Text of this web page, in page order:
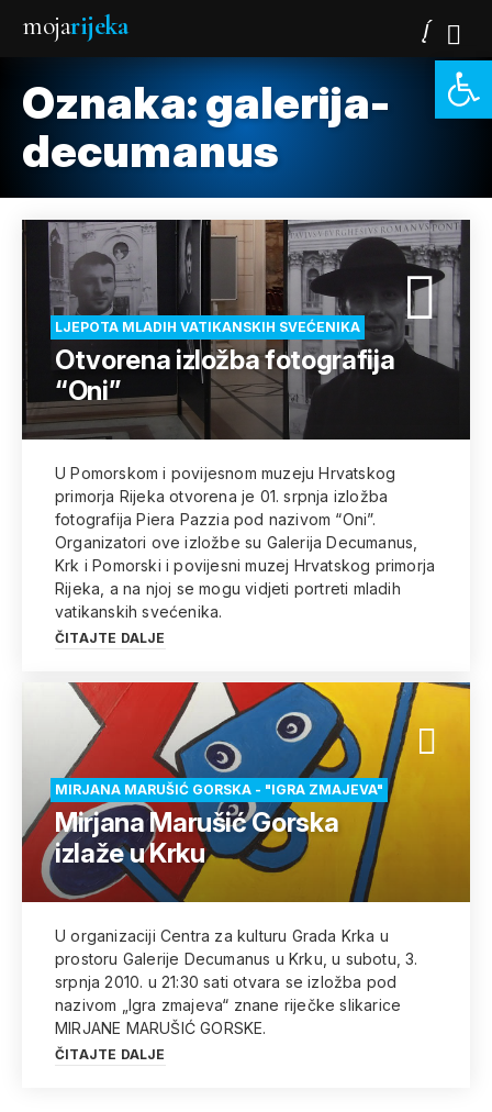
mojarijeka
Oznaka:galerija-
decumanus
LJEPOTA MLADIH VATIKANSKIH SVEĆENIKA
Otvorena izložba fotografija
“Oni”
U Pomorskom i povijesnom muzeju Hrvatskog
primorja Rijeka otvorena je 01. srpnja izložba
fotografija Piera Pazzia pod nazivom “Oni”.
Organizatori ove izložbe su Galerija Decumanus,
Krk i Pomorski i povijesni muzej Hrvatskog primorja
Rijeka, a na njoj se mogu vidjeti portreti mladih
vatikanskih svećenika.
ČITAJTE DALJE
MIRJANA MARUŠIĆ GORSKA - "IGRA ZMAJEVA"
Mirjana Marušić Gorska
izlaže u Krku
U organizaciji Centra za kulturu Grada Krka u
prostoru Galerije Decumanus u Krku, u subotu, 3.
srpnja 2010. u 21:30 sati otvara se izložba pod
nazivom „Igra zmajeva“ znane riječke slikarice
MIRJANE MARUŠIĆ GORSKE.
ČITAJTE DALJE